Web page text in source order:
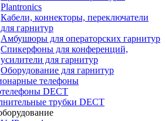
Plantronics
Кабели, коннекторы, переключатели
для гарнитур
Амбушюры для операторских гарнитур
Cпикерфоны для конференций,
усилители для гарнитур
Оборудование для гарнитур
телефоны
DECT
трубки DECT